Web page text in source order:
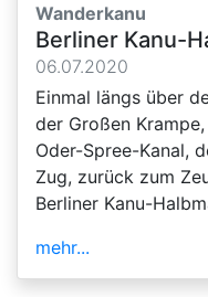
Wanderkanu
Berliner Kanu-
06.07.2020
Einmal längs über
der Großen
Oder-Spree-Kanal,
Zug, zurück zum
Berliner Kanu-
mehr...